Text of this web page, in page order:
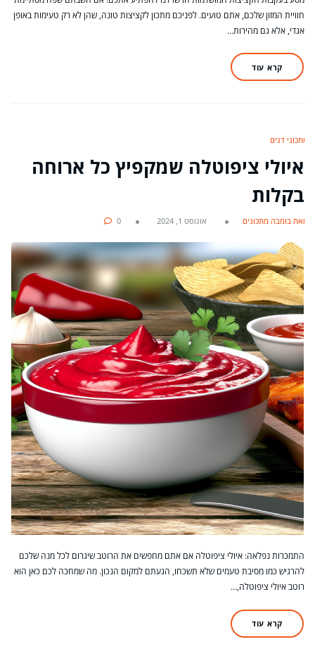
חוויית המזון שלכם, אתם טועים. לפניכם מתכון לקציצות טונה, שהן לא רק טעימות באופן
אגדי, אלא גם מהירות…
קרא עוד
מתכוני דגים
איולי ציפוטלה שמקפיץ כל ארוחה
בקלות
מאת בומבה מתכונים אוגוסט 1, 2024 0
התמכרות נפלאה: איולי ציפוטלה אם אתם מחפשים את הרוטב שיגרום לכל מנה שלכם
להרגיש כמו מסיבת טעמים שלא תשכחו, הגעתם למקום הנכון. מה שמחכה לכם כאן הוא
רוטב איולי ציפוטלה,…
קרא עוד